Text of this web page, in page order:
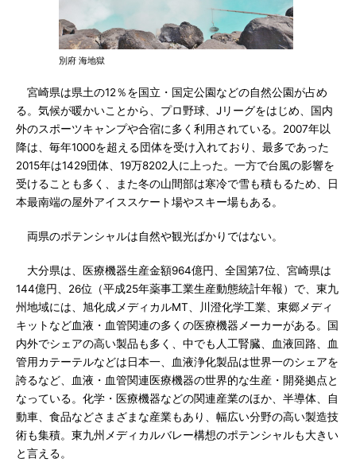
別府 海地獄
宮崎県は県土の12％を国立・国定公園などの自然公園が占め
る。気候が暖かいことから、プロ野球、Jリーグをはじめ、国内
外のスポーツキャンプや合宿に多く利用されている。2007年以
降は、毎年1000を超える団体を受け入れており、最多であった
2015年は1429団体、19万8202人に上った。一方で台風の影響を
受けることも多く、また冬の山間部は寒冷で雪も積もるため、日
本最南端の屋外アイススケート場やスキー場もある。
両県のポテンシャルは自然や観光ばかりではない。
大分県は、医療機器生産金額964億円、全国第7位、宮崎県は
144億円、26位（平成25年薬事工業生産動態統計年報）で、東九
州地域には、旭化成メディカルMT、川澄化学工業、東郷メディ
キットなど血液・血管関連の多くの医療機器メーカーがある。国
内外でシェアの高い製品も多く、中でも人工腎臓、血液回路、血
管用カテーテルなどは日本一、血液浄化製品は世界一のシェアを
誇るなど、血液・血管関連医療機器の世界的な生産・開発拠点と
なっている。化学・医療機器などの関連産業のほか、半導体、自
動車、食品などさまざまな産業もあり、幅広い分野の高い製造技
術も集積。東九州メディカルバレー構想のポテンシャルも大きい
と言える。